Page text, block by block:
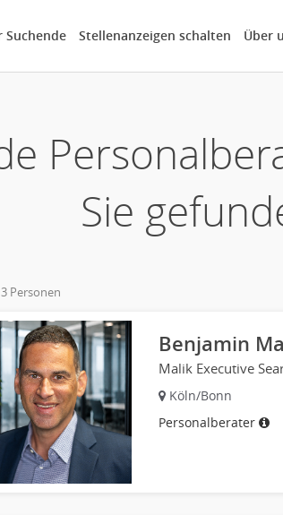
Suchende Stellenanzeigen schalten Über
Sie
Personen
Benjamin
Malik Executive
Köln/Bonn
Personalberater